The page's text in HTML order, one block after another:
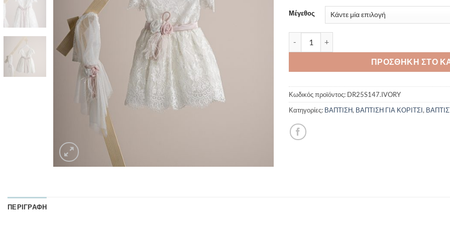
€151,00.
Μέγεθος
ΠΡΟΣΘΉΚΗ ΣΤΟ
Κωδικός προϊόντος: DR25S147.IVORY
Κατηγορίες: ΒΑΠΤΙΣΗ, ΒΑΠΤΙΣΗ ΓΙΑ ΚΟΡΙΤΣΙ,
ΠΕΡΙΓΡΑΦΉ